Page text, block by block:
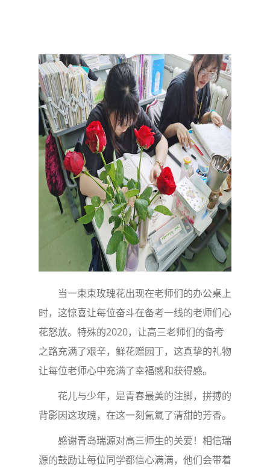
当一束束玫瑰花出现在老师们的办公桌上
时，这惊喜让每位奋斗在备考一线的老师们心
花怒放。特殊的2020，让高三老师们的备考
之路充满了艰辛，鲜花赠园丁，这真挚的礼物
让每位老师心中充满了幸福感和获得感。
花儿与少年，是青春最美的注脚，拼搏的
背影因这玫瑰，在这一刻氤氲了清甜的芳香。
感谢青岛瑞源对高三师生的关爱！相信瑞
源的鼓励让每位同学都信心满满，他们会带着